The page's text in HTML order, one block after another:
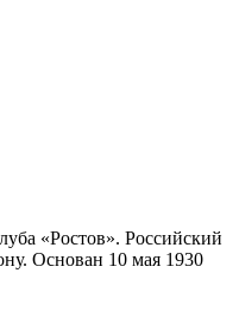
«Ростов». Российский
Основан 10 мая 1930